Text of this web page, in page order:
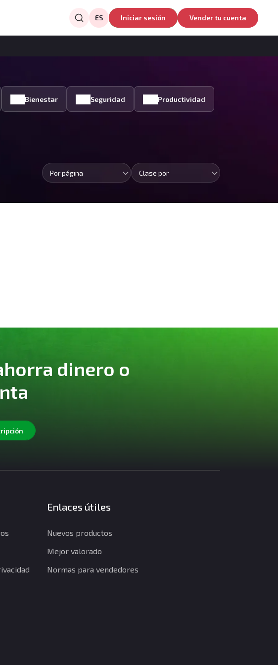
ES Iniciar sesión Vender tu cuenta
Bienestar Seguridad Productividad
Por página Clase por
dinero o
Enlaces útiles
Nuevos productos
Mejor valorado
Normas para vendedores